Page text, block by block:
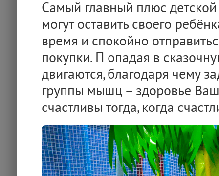
Самый главный плюс
могут оставить своего
время и спокойно
покупки. П опадая в
двигаются, благодаря чему
группы мышц – здоровье
счастливы тогда, когда